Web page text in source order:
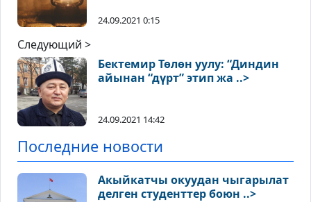
24.09.2021 0:15
Следующий >
Бектемир Төлөн уулу: “Диндин
айынан “дүрт” этип жа ..>
24.09.2021 14:42
Последние новости
Акыйкатчы окуудан чыгарылат
делген студенттер боюн ..>